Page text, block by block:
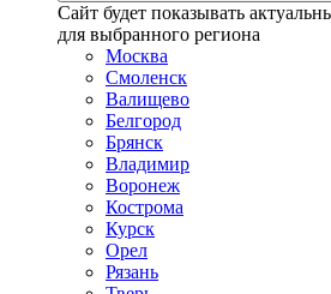
Сайт будет показывать
для выбранного региона
Москва
Смоленск
Валищево
Белгород
Брянск
Владимир
Воронеж
Кострома
Курск
Орел
Рязань